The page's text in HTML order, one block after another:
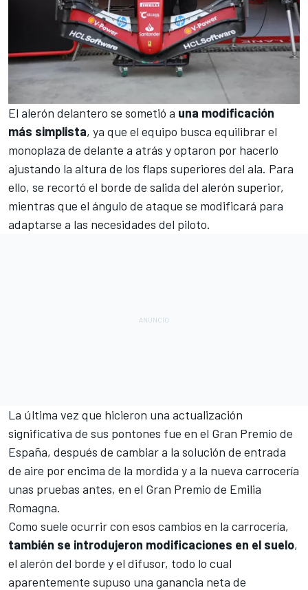
El alerón delantero se sometió a una modificación
más simplista, ya que el equipo busca equilibrar el
monoplaza de delante a atrás y optaron por hacerlo
ajustando la altura de los flaps superiores del ala. Para
ello, se recortó el borde de salida del alerón superior,
mientras que el ángulo de ataque se modificará para
adaptarse a las necesidades del piloto.
La última vez que hicieron una actualización
significativa de sus pontones fue en el Gran Premio de
España, después de cambiar a la solución de entrada
de aire por encima de la mordida y a la nueva carrocería
unas pruebas antes, en el Gran Premio de Emilia
Romagna.
Como suele ocurrir con esos cambios en la carrocería,
también se introdujeron modificaciones en el suelo,
el alerón del borde y el difusor, todo lo cual
aparentemente supuso una ganancia neta de